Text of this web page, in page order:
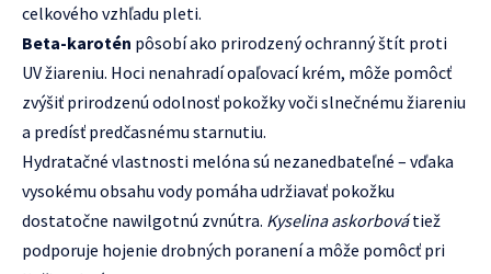
celkového vzhľadu pleti.
Beta-karotén pôsobí ako prirodzený ochranný štít proti
UV žiareniu. Hoci nenahradí opaľovací krém, môže pomôcť
zvýšiť prirodzenú odolnosť pokožky voči slnečnému žiareniu
a predísť predčasnému starnutiu.
Hydratačné vlastnosti melóna sú nezanedbateľné – vďaka
vysokému obsahu vody pomáha udržiavať pokožku
dostatočne nawilgotnú zvnútra. Kyselina askorbovátiež
podporuje hojenie drobných poranení a môže pomôcť pri